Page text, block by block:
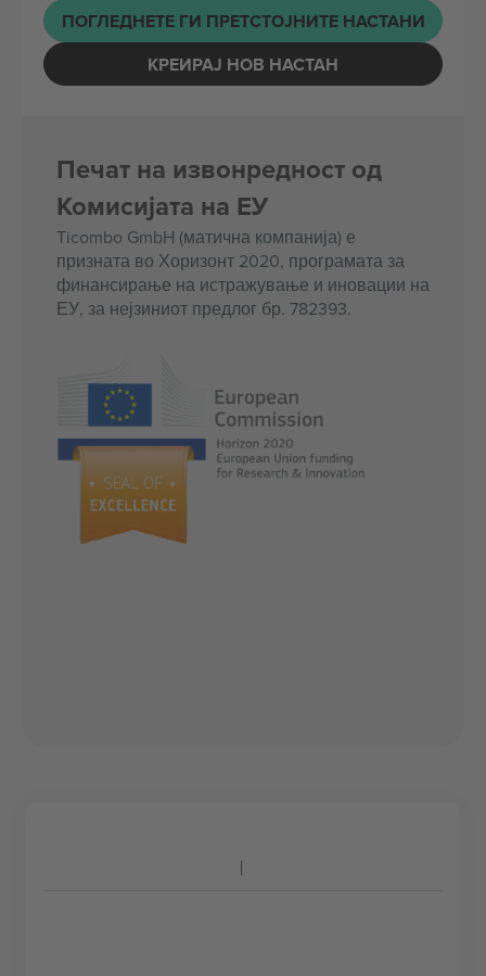
ПОГЛЕДНЕТЕ ГИ ПРЕТСТОЈНИТЕ НАСТАНИ
КРЕИРАЈ НОВ НАСТАН
Печат на извонредност од
Комисијата на ЕУ
Ticombo GmbH (матична компанија) е
призната во Хоризонт 2020, програмата за
финансирање на истражување и иновации на
ЕУ, за нејзиниот предлог бр. 782393.